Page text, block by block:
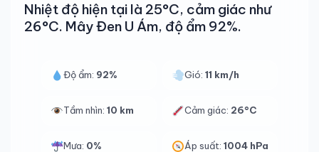
Nhiệt độ hiện tại là 25°C, cảm giác như
26°C. Mây Đen U Ám, độ ẩm 92%.
Độ ẩm: 92% Gió:11 km/h
Tầm nhìn: 10 km Cảm giác: 26°C
Mưa: 0% Áp suất:1004 hPa